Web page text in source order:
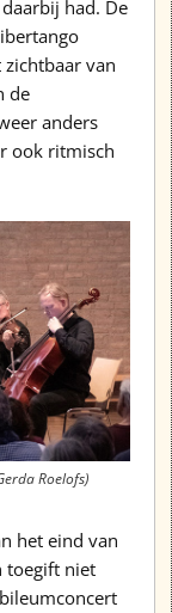
had. De
van
de
anders
ook ritmisch
Roelofs)
het eind van
toegift niet